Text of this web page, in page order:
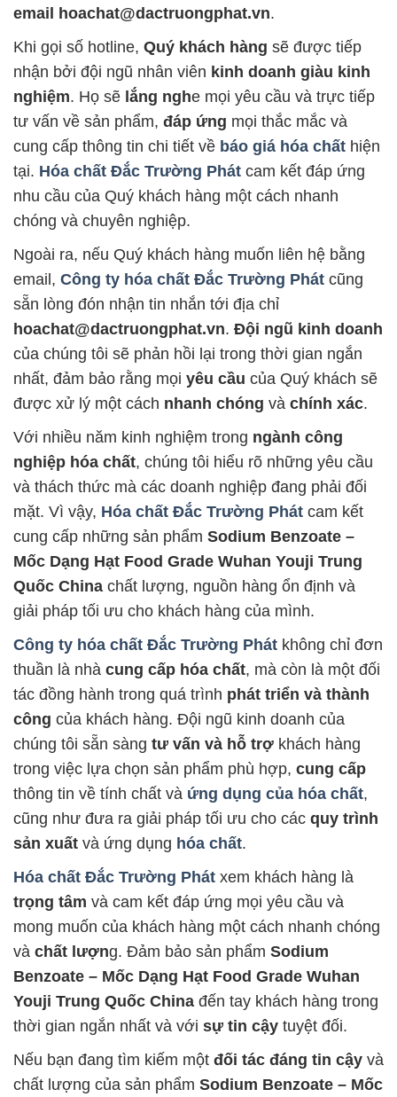
email hoachat@dactruongphat.vn.
Khi gọi số hotline, Quý khách hàng sẽ được tiếp
nhận bởi đội ngũ nhân viên kinh doanh giàu kinh
nghiệm. Họ sẽ lắng nghe mọi yêu cầu và trực tiếp
tư vấn về sản phẩm, đáp ứng mọi thắc mắc và
cung cấp thông tin chi tiết về báo giá hóa chất hiện
tại. Hóa chất Đắc Trường Phát cam kết đáp ứng
nhu cầu của Quý khách hàng một cách nhanh
chóng và chuyên nghiệp.
Ngoài ra, nếu Quý khách hàng muốn liên hệ bằng
email, Công ty hóa chất Đắc Trường Phát cũng
sẵn lòng đón nhận tin nhắn tới địa chỉ
hoachat@dactruongphat.vn. Đội ngũ kinh doanh
của chúng tôi sẽ phản hồi lại trong thời gian ngắn
nhất, đảm bảo rằng mọi yêu cầu của Quý khách sẽ
được xử lý một cách nhanh chóng và chính xác.
Với nhiều năm kinh nghiệm trong ngành công
nghiệp hóa chất, chúng tôi hiểu rõ những yêu cầu
và thách thức mà các doanh nghiệp đang phải đối
mặt. Vì vậy, Hóa chất Đắc Trường Phát cam kết
cung cấp những sản phẩm Sodium Benzoate –
Mốc Dạng Hạt Food Grade Wuhan Youji Trung
Quốc China chất lượng, nguồn hàng ổn định và
giải pháp tối ưu cho khách hàng của mình.
Công ty hóa chất Đắc Trường Phát không chỉ đơn
thuần là nhà cung cấp hóa chất, mà còn là một đối
tác đồng hành trong quá trình phát triển và thành
công của khách hàng. Đội ngũ kinh doanh của
chúng tôi sẵn sàng tư vấn và hỗ trợ khách hàng
trong việc lựa chọn sản phẩm phù hợp, cung cấp
thông tin về tính chất và ứng dụng của hóa chất,
cũng như đưa ra giải pháp tối ưu cho các quy trình
sản xuất và ứng dụng hóa chất.
Hóa chất Đắc Trường Phát xem khách hàng là
trọng tâm và cam kết đáp ứng mọi yêu cầu và
mong muốn của khách hàng một cách nhanh chóng
và chất lượng. Đảm bảo sản phẩm Sodium
Benzoate – Mốc Dạng Hạt Food Grade Wuhan
Youji Trung Quốc China đến tay khách hàng trong
thời gian ngắn nhất và với sự tin cậy tuyệt đối.
Nếu bạn đang tìm kiếm một đối tác đáng tin cậy và
chất lượng của sản phẩm Sodium Benzoate – Mốc